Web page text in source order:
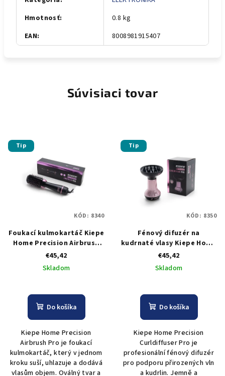
Hmotnosť:
0.8 kg
EAN: 8008981915407
Súvisiaci tovar
Tip
Foukací kulmokartáč Kiepe
Home Precision Airbrush
Pro
€45,42
Skladom
Do košíka
Kiepe Home Precision
Airbrush Pro je foukací
kulmokartáč, který v jednom
kroku suší, uhlazuje a dodává
vlasům objem. Oválný tvar a
KÓD: 8340
Tip
Fénový difuzér na
kudrnaté vlasy Kiepe Home
Precision Curldiffuser Pro
800 W
€45,42
Skladom
Do košíka
Kiepe Home Precision
Curldiffuser Pro je
profesionální fénový difuzér
pro podporu přirozených vln
a kudrlin. Jemně a
KÓD: 8350